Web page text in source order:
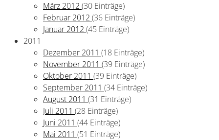
März 2012 (30 Einträge)
Februar 2012 (36 Einträge)
Januar 2012 (45 Einträge)
2011
Dezember 2011 (18 Einträge)
November 2011 (39 Einträge)
Oktober 2011 (39 Einträge)
September 2011 (34 Einträge)
August 2011 (31 Einträge)
Juli 2011 (28 Einträge)
Juni 2011 (44 Einträge)
Mai 2011 (51 Einträge)